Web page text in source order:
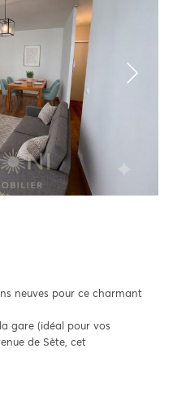
neuves pour ce charmant
gare (idéal pour vos
de Sète, cet